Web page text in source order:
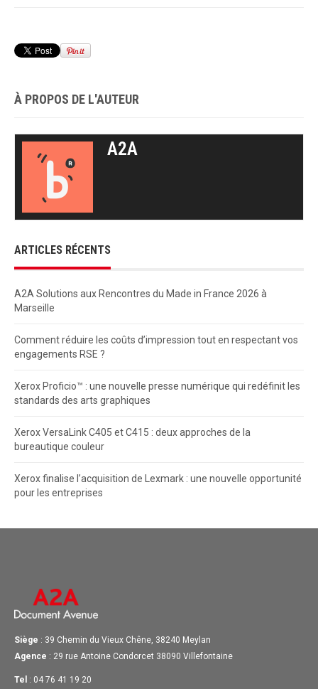
À PROPOS DE L'AUTEUR
A2A
ARTICLES RÉCENTS
A2A Solutions aux Rencontres du Made in France 2026 à
Marseille
Comment réduire les coûts d’impression tout en respectant vos
engagements RSE ?
Xerox Proficio™ : une nouvelle presse numérique qui redéfinit les
standards des arts graphiques
Xerox VersaLink C405 et C415 : deux approches de la
bureautique couleur
Xerox finalise l’acquisition de Lexmark : une nouvelle opportunité
pour les entreprises
Siège : 39 Chemin du Vieux Chêne, 38240 Meylan
Agence : 29 rue Antoine Condorcet 38090 Villefontaine
Tel : 04 76 41 19 20